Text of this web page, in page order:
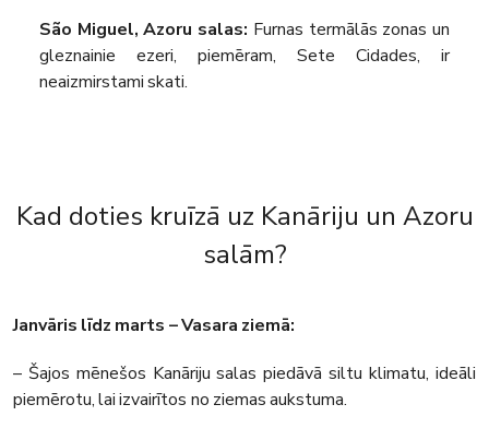
São Miguel, Azoru salas: Furnas termālās zonas un
gleznainie ezeri, piemēram, Sete Cidades, ir
neaizmirstami skati.
Kad doties kruīzā uz Kanāriju un Azoru
salām?
Janvāris līdz marts – Vasara ziemā:
– Šajos mēnešos Kanāriju salas piedāvā siltu klimatu, ideāli
piemērotu, lai izvairītos no ziemas aukstuma.